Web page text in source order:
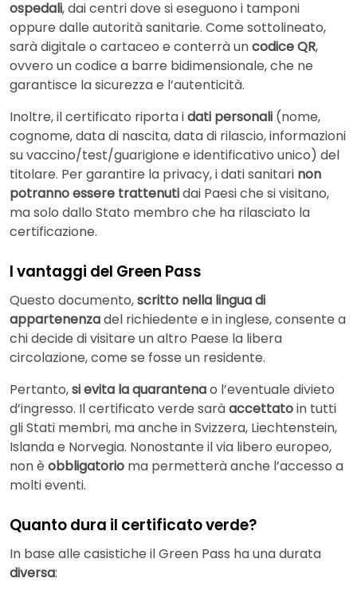
ospedali, dai centri dove si eseguono i tamponi
oppure dalle autorità sanitarie. Come sottolineato,
sarà digitale o cartaceo e conterrà uncodice QR,
ovvero un codice a barre bidimensionale, che ne
garantisce la sicurezza e l’autenticità.
Inoltre, il certificato riporta idati personali (nome,
cognome, data di nascita, data di rilascio, informazioni
su vaccino/test/guarigione e identificativo unico) del
titolare. Per garantire la privacy, i dati sanitari non
potranno essere trattenutidai Paesi che si visitano,
ma solo dallo Stato membro che ha rilasciato la
certificazione.
I vantaggi del Green Pass
Questo documento,scritto nella lingua di
appartenenzadel richiedente e in inglese, consente a
chi decide di visitare un altro Paese la libera
circolazione, come se fosse un residente.
Pertanto,si evita la quarantenao l’eventuale divieto
d’ingresso. Il certificato verde saràaccettatoin tutti
gli Stati membri, ma anche in Svizzera, Liechtenstein,
Islanda e Norvegia. Nonostante il via libero europeo,
non è obbligatorio ma permetterà anche l’accesso a
molti eventi.
Quanto dura il certificato verde?
In base alle casistiche il Green Pass ha una durata
diversa: